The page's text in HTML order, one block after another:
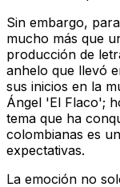
Sin embargo,
mucho más que
producción de
anhelo que llevó
sus inicios en la
Ángel 'El Flaco';
tema que ha
colombianas es
expectativas.
La emoción no